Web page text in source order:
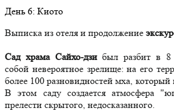
День 6: Киото
Выписка из отеля и продолжение
Сад храма Сайхо-дзибыл разбит в 8
собой невероятное зрелище: на его
более 100 разновидностей мха, который
В этом саду создается атмосфера
прелести скрытого, недосказанного.